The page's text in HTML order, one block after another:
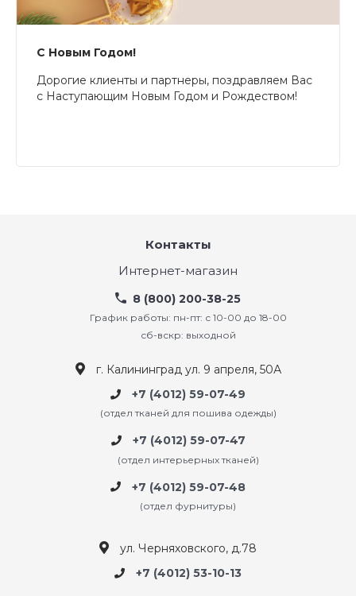
С Новым Годом!
Дорогие клиенты и партнеры, поздравляем Вас
с Наступающим Новым Годом и Рождеством!
Контакты
Интернет-магазин
8 (800) 200-38-25
График работы: пн-пт: с 10-00 до 18-00
сб-вскр: выходной
г. Калининград ул. 9 апреля, 50А
+7 (4012) 59-07-49
(отдел тканей для пошива одежды)
+7 (4012) 59-07-47
(отдел интерьерных тканей)
+7 (4012) 59-07-48
(отдел фурнитуры)
ул. Черняховского, д.78
+7 (4012) 53-10-13